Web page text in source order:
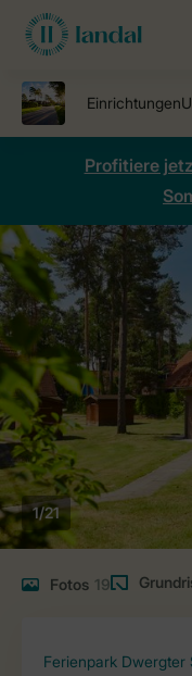
Profitiere
1/21
Fotos 19
Ferienpark Dwergter